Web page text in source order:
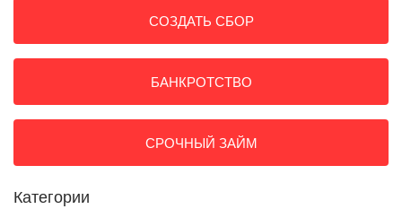
СОЗДАТЬ СБОР
БАНКРОТСТВО
СРОЧНЫЙ ЗАЙМ
Категории